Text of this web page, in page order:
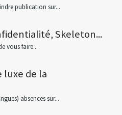
publication sur...
Skeleton...
vous faire...
luxe de la
absences sur...